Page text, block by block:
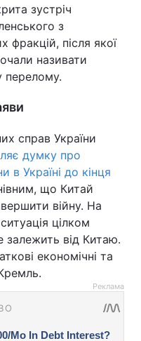
зустріч
з
фракцій, після якої
називати
перелому.
справ України
думку про
в Україні до кінця
що Китай
війну. На
цілком
залежить від Китаю.
економічні та
Реклама